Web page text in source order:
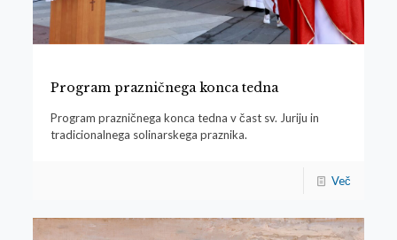
Program prazničnega konca tedna
Program prazničnega konca tedna v čast sv. Juriju in
tradicionalnega solinarskega praznika.
Več